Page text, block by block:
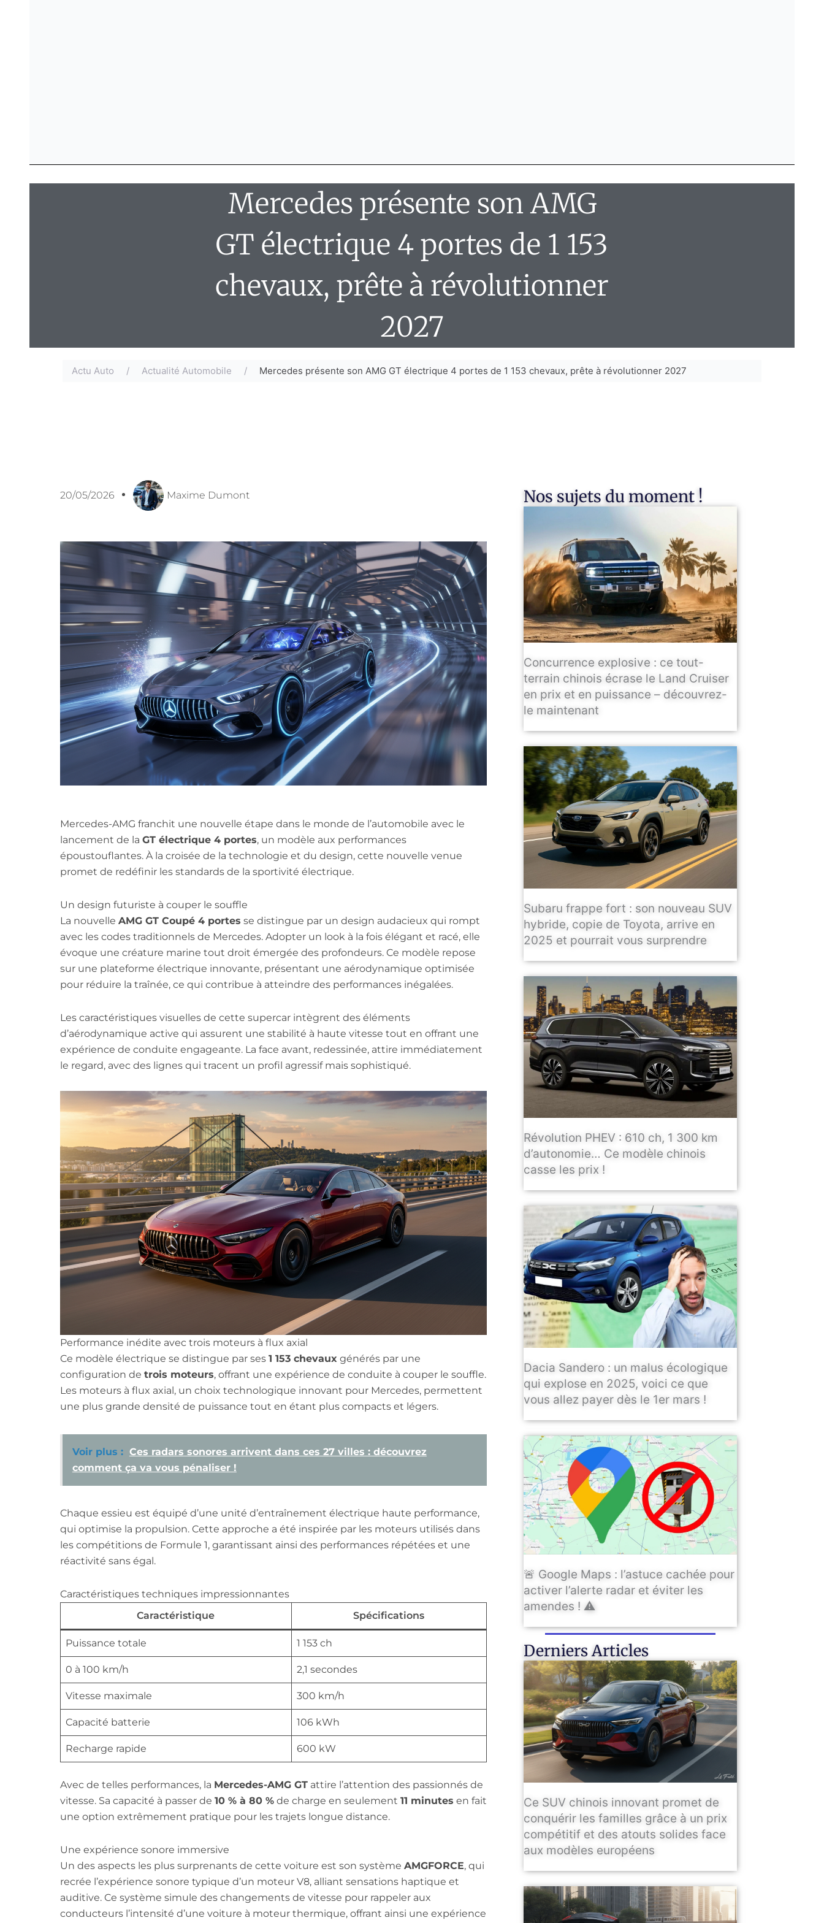
Mercedes présente son AMG
GT électrique 4 portes de 1 153
chevaux, prête à révolutionner
2027
Actu Auto / Actualité Automobile / Mercedes présente son AMG GT électrique 4 portes de 1 153 chevaux, prête à révolutionner 2027
20/05/2026 Maxime Dumont
Mercedes-AMG franchit une nouvelle étape dans le monde de l’automobile avec le
lancement de la GT électrique 4 portes, un modèle aux performances
époustouflantes. À la croisée de la technologie et du design, cette nouvelle venue
promet de redéfinir les standards de la sportivité électrique.
Un design futuriste à couper le souffle
La nouvelle AMG GT Coupé 4 portes se distingue par un design audacieux qui rompt
avec les codes traditionnels de Mercedes. Adopter un look à la fois élégant et racé, elle
évoque une créature marine tout droit émergée des profondeurs. Ce modèle repose
sur une plateforme électrique innovante, présentant une aérodynamique optimisée
pour réduire la traînée, ce qui contribue à atteindre des performances inégalées.
Les caractéristiques visuelles de cette supercar intègrent des éléments
d’aérodynamique active qui assurent une stabilité à haute vitesse tout en offrant une
expérience de conduite engageante. La face avant, redessinée, attire immédiatement
le regard, avec des lignes qui tracent un profil agressif mais sophistiqué.
Performance inédite avec trois moteurs à flux axial
Ce modèle électrique se distingue par ses 1 153 chevaux générés par une
configuration de trois moteurs, offrant une expérience de conduite à couper le souffle.
Les moteurs à flux axial, un choix technologique innovant pour Mercedes, permettent
une plus grande densité de puissance tout en étant plus compacts et légers.
Voir plus : Ces radars sonores arrivent dans ces 27 villes : découvrez
comment ça va vous pénaliser !
Chaque essieu est équipé d’une unité d’entraînement électrique haute performance,
qui optimise la propulsion. Cette approche a été inspirée par les moteurs utilisés dans
les compétitions de Formule 1, garantissant ainsi des performances répétées et une
réactivité sans égal.
Caractéristiques techniques impressionnantes
Caractéristique
Spécifications
Puissance totale 1 153 ch
0 à 100 km/h 2,1 secondes
Vitesse maximale 300 km/h
Capacité batterie 106 kWh
Recharge rapide 600 kW
Avec de telles performances, la Mercedes-AMG GTattire l’attention des passionnés de
vitesse. Sa capacité à passer de 10 % à 80 %de charge en seulement 11 minutes en fait
une option extrêmement pratique pour les trajets longue distance.
Une expérience sonore immersive
Un des aspects les plus surprenants de cette voiture est son système AMGFORCE, qui
recrée l’expérience sonore typique d’un moteur V8, alliant sensations haptique et
auditive. Ce système simule des changements de vitesse pour rappeler aux
conducteurs l’intensité d’une voiture à moteur thermique, offrant ainsi une expérience
Nos sujets du moment !
Concurrence explosive : ce tout-
terrain chinois écrase le Land Cruiser
en prix et en puissance – découvrez-
le maintenant
Subaru frappe fort : son nouveau SUV
hybride, copie de Toyota, arrive en
2025 et pourrait vous surprendre
Révolution PHEV : 610 ch, 1 300 km
d’autonomie… Ce modèle chinois
casse les prix !
Dacia Sandero : un malus écologique
qui explose en 2025, voici ce que
vous allez payer dès le 1er mars !
🚨 Google Maps : l’astuce cachée pour
activer l’alerte radar et éviter les
amendes ! ⚠️
Derniers Articles
Ce SUV chinois innovant promet de
conquérir les familles grâce à un prix
compétitif et des atouts solides face
aux modèles européens